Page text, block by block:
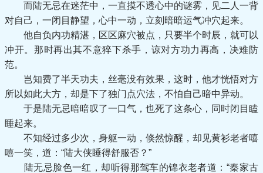
而陆无忌在迷茫中，一直摸不透心中的谜雾，见二人一背
对自己，一闭目静望，心中一动，立刻暗暗运气冲穴起来。
他自负内功精湛，区区麻穴被点，只要半个时辰，就可以
冲开。那时再出其不意猝下杀手，谅对方功力再高，决难防
范。
岂知费了半天功夫，丝毫没有效果，这时，他才恍悟对方
所以如此大方，却是下了独门点穴法，不怕自己暗中异动。
于是陆无忌暗暗叹了一口气，也死了这条心，同时闭目瞌
睡起来。
不知经过多少次，身躯一动，倏然惊醒，却见黄衫老者嘻
嘻一笑，道：“陆大侠睡得舒服否？”
陆无忌脸色一红，却听得那驾车的锦衣老者道：“秦家古